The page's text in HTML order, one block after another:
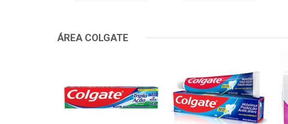
ÁREA COLGATE